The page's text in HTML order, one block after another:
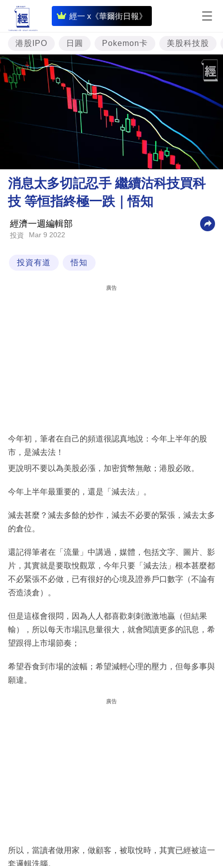
經一 x《華爾街日報》
即
時
財
經
專
題
投
理
財
商
業
科
區
港股IPO 日圓 Pokemon卡 美股科技股
消息太多切記忍手 繼續沽科技買科
技 等恒指終極一跌｜悟知
經濟一週編輯部
投資 Mar 9 2022
投資有道 悟知
廣告
今年初，筆者在自己的頻道很認真地說：今年上半年的股
市，是減去法！
更說明不要以為美股必漲，加密貨幣無敵；港股必敗。
今年上半年最重要的，還是「減去法」。
減去甚麼？減去多餘的炒作，減去不必要的緊張，減去太多
的倉位。
還記得筆者在「流量」中講過，媒體，包括文字、圖片、影
片，其實就是要取悅觀眾，今年只要「減去法」根本甚麼都
不必緊張不必做，已有很好的心境及證券戶口數字（不論有
否造淡倉）。
但是這樣會很悶，因為人人都喜歡刺刺激激地贏（但結果
輸），所以每天市場訊息量很大，就會閱讀更多的訊息，希
望跟得上市場節奏；
希望吞食到市場的波幅；希望減輕心理的壓力，但每多事與
願違。
廣告
所以，當讀者做用家，做顧客，被取悅時，其實已經被這一
套邏輯洗腦。